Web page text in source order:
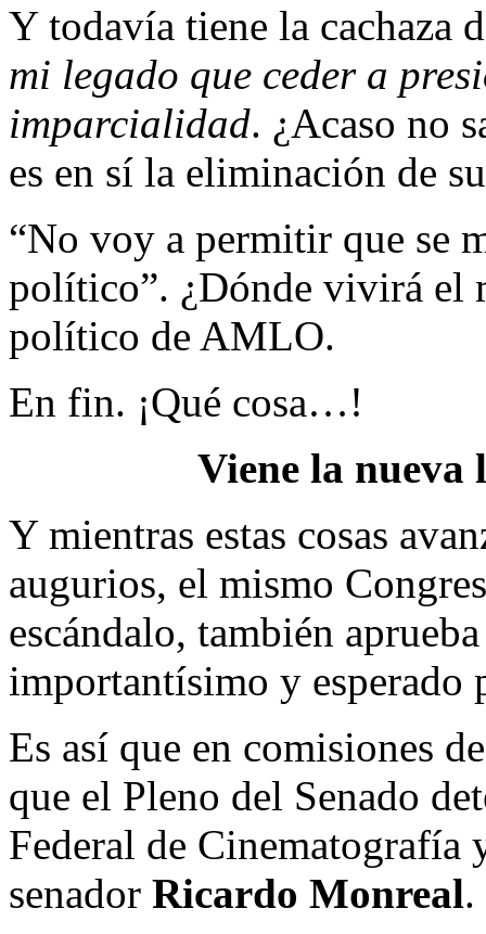
Y todavía tiene la cachaza
mi legado que ceder a
imparcialidad. ¿Acaso no
es en sí la eliminación de
“No voy a permitir que se
político”. ¿Dónde vivirá el
político de AMLO.
En fin. ¡Qué cosa…!
Viene la nueva
Y mientras estas cosas
augurios, el mismo
escándalo, también
importantísimo y esperado
Es así que en comisiones
que el Pleno del Senado
Federal de
senador Ricardo Monreal.